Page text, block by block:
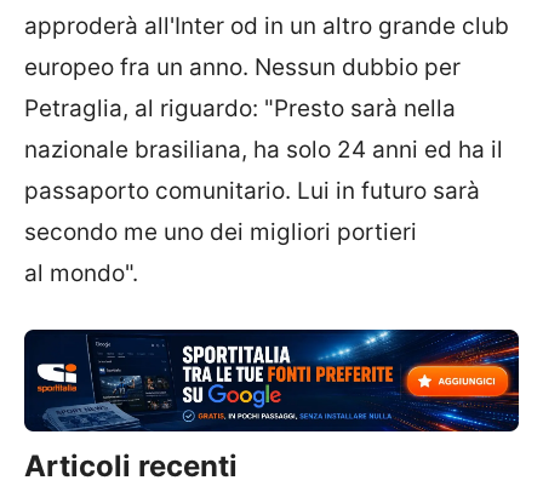
approderà all'Inter od in un altro grande club
europeo fra un anno. Nessun dubbio per
Petraglia, al riguardo: "Presto sarà nella
nazionale brasiliana, ha solo 24 anni ed ha il
passaporto comunitario. Lui in futuro sarà
secondo me uno dei migliori portieri
al mondo".
Articoli recenti